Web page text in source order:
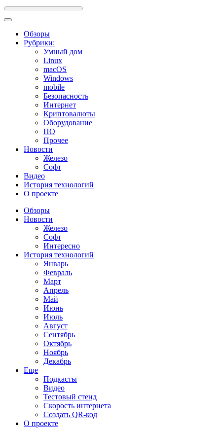
Обзоры
Рубрики:
Умный дом
Linux
macOS
Windows
mobile
Безопасность
Интернет
Криптовалюты
Оборудование
ПО
Прочее
Новости
Железо
Софт
Видео
История технологий
О проекте
Обзоры
Новости
Железо
Софт
Интересно
История технологий
Январь
Февраль
Март
Апрель
Май
Июнь
Июль
Август
Сентябрь
Октябрь
Ноябрь
Декабрь
Еще
Подкасты
Видео
Тестовый стенд
Скорость интернета
Создать QR-код
О проекте